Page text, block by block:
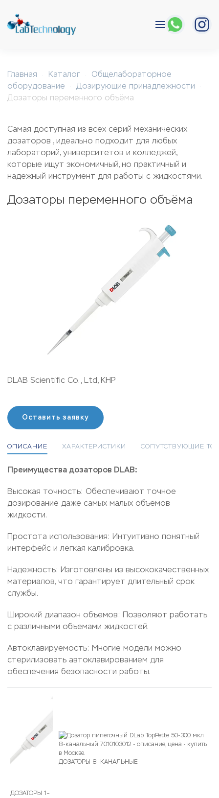
Перейти к содержимому
Главная Каталог
Общелабораторное
оборудование
Дозирующие принадлежности
Дозаторы переменного объёма
Самая доступная из всех серий механических
дозаторов , идеально подходит для любых
лабораторий, университетов и колледжей,
которые ищут экономичный, но практичный и
надежный инструмент для работы с жидкостями.
Дозаторы переменного объёма
DLAB Scientific Co., Ltd, КНР
Оставить заявку
ОПИСАНИЕ ХАРАКТЕРИСТИКИ СОПУТСТВУЮЩИЕ
Преимущества дозаторов DLAB:
Высокая точность: Обеспечивают точное
дозирование даже самых малых объемов
жидкости.
Простота использования: Интуитивно понятный
интерфейс и легкая калибровка.
Надежность: Изготовлены из высококачественных
материалов, что гарантирует длительный срок
службы.
Широкий диапазон объемов: Позволяют работать
с различными объемами жидкостей.
Автоклавируемость: Многие модели можно
стерилизовать автоклавированием для
обеспечения безопасности работы.
ДОЗАТОРЫ 1–
ДОЗАТОРЫ 8–КАНАЛЬНЫЕ